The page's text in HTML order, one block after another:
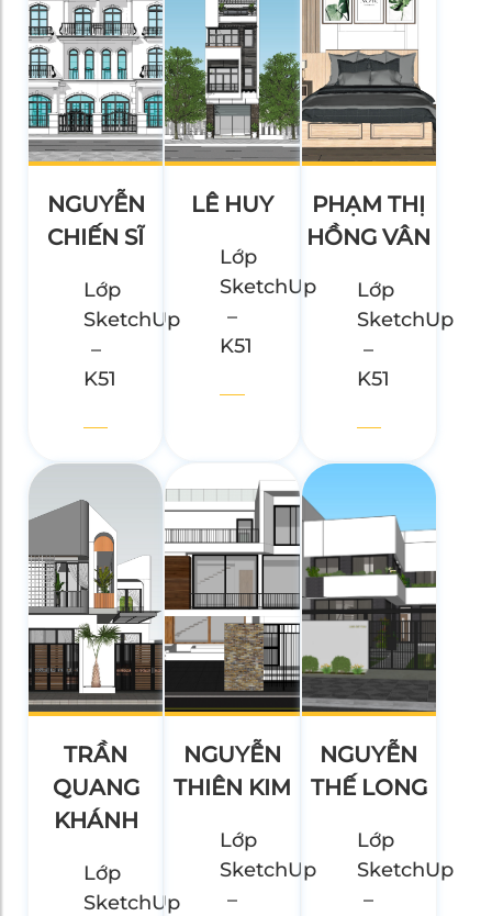
NGUYỄN
CHIẾN SĨ
Lớp
SketchUp
–
K51
LÊ HUY
Lớp
SketchUp
–
K51
PHẠM THỊ
HỒNG VÂN
Lớp
SketchUp
–
K51
TRẦN
QUANG
KHÁNH
Lớp
SketchUp
NGUYỄN
THIÊN KIM
Lớp
SketchUp
–
NGUYỄN
THẾ LONG
Lớp
SketchUp
–